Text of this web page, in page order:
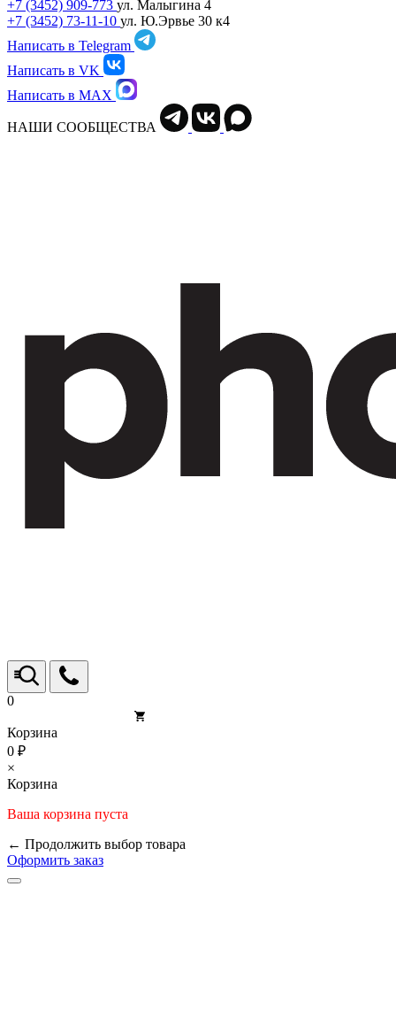
+7 (3452) 909-773 ул. Малыгина 4
+7 (3452) 73-11-10 ул. Ю.Эрвье 30 к4
Написать в Telegram
Написать в VK
Написать в MAX
НАШИ СООБЩЕСТВА
0
Корзина
0 ₽
×
Корзина
Ваша корзина пуста
← Продолжить выбор товара
Оформить заказ